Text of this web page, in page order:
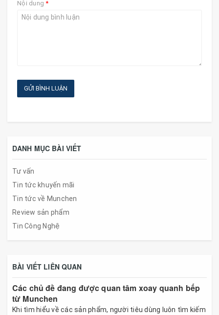
Nội dung*
GỬI BÌNH LUẬN
DANH MỤC BÀI VIẾT
Tư vấn
Tin tức khuyến mãi
Tin tức về Munchen
Review sản phẩm
Tin Công Nghệ
BÀI VIẾT LIÊN QUAN
Các chủ đề đang được quan tâm xoay quanh bếp
từ Munchen
Khi tìm hiểu về các sản phẩm, người tiêu dùng luôn tìm kiếm